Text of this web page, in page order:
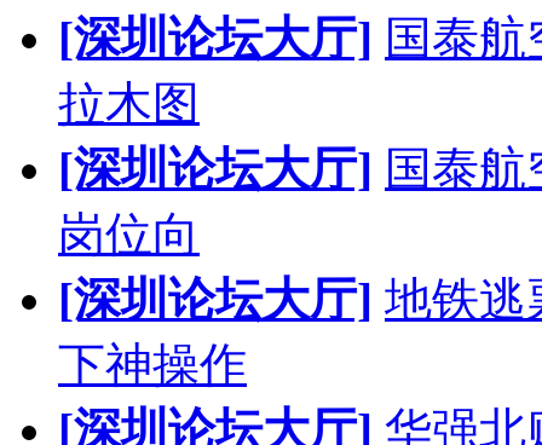
[深圳论坛大厅] 国泰
拉木图
[深圳论坛大厅] 国泰
岗位向
[深圳论坛大厅] 地铁逃
下神操作
[深圳论坛大厅] 华强北